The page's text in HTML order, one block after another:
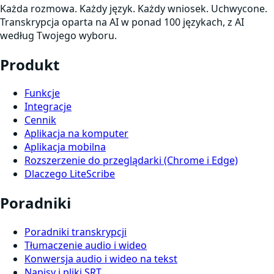
Każda rozmowa. Każdy język. Każdy wniosek. Uchwycone.
Transkrypcja oparta na AI w ponad 100 językach, z AI
według Twojego wyboru.
Produkt
Funkcje
Integracje
Cennik
Aplikacja na komputer
Aplikacja mobilna
Rozszerzenie do przeglądarki (Chrome i Edge)
Dlaczego LiteScribe
Poradniki
Poradniki transkrypcji
Tłumaczenie audio i wideo
Konwersja audio i wideo na tekst